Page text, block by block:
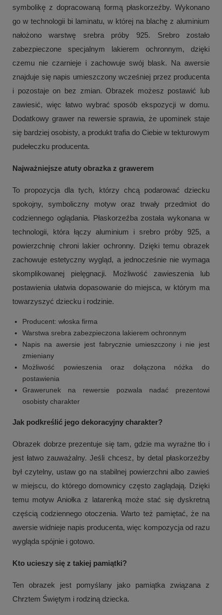
+1
symbolikę z dopracowaną formą płaskorzeźby. Wykonano
go w technologii bi laminatu, w której na blachę z aluminium
nałożono warstwę srebra próby 925. Srebro zostało
zabezpieczone specjalnym lakierem ochronnym, dzięki
czemu nie czarnieje i zachowuje swój blask. Na awersie
znajduje się napis umieszczony wcześniej przez producenta
i pozostaje on bez zmian. Obrazek możesz postawić lub
zawiesić, więc łatwo wybrać sposób ekspozycji w domu.
Dodatkowy grawer na rewersie sprawia, że upominek staje
się bardziej osobisty, a produkt trafia do Ciebie w tekturowym
pudełeczku producenta.
Najważniejsze atuty obrazka z grawerem
To propozycja dla tych, którzy chcą podarować dziecku
spokojny, symboliczny motyw oraz trwały przedmiot do
codziennego oglądania. Płaskorzeźba została wykonana w
technologii, która łączy aluminium i srebro próby 925, a
powierzchnię chroni lakier ochronny. Dzięki temu obrazek
zachowuje estetyczny wygląd, a jednocześnie nie wymaga
skomplikowanej pielęgnacji. Możliwość zawieszenia lub
postawienia ułatwia dopasowanie do miejsca, w którym ma
towarzyszyć dziecku i rodzinie.
Producent: włoska firma
Warstwa srebra zabezpieczona lakierem ochronnym
Napis na awersie jest fabrycznie umieszczony i nie jest
zmieniany
Możliwość powieszenia oraz dołączona nóżka do
postawienia
Grawerunek na rewersie pozwala nadać prezentowi
osobisty charakter
Jak podkreślić jego dekoracyjny charakter?
Obrazek dobrze prezentuje się tam, gdzie ma wyraźne tło i
jest łatwo zauważalny. Jeśli chcesz, by detal płaskorzeźby
był czytelny, ustaw go na stabilnej powierzchni albo zawieś
w miejscu, do którego domownicy często zaglądają. Dzięki
temu motyw Aniołka z latarenką może stać się dyskretną
częścią codziennego otoczenia. Warto też pamiętać, że na
awersie widnieje napis producenta, więc kompozycja od razu
wygląda spójnie i gotowo.
Kto ucieszy się z takiej pamiątki?
Ten obrazek jest pomyślany jako pamiątka związana z
Chrztem Świętym i rodziną dziecka.